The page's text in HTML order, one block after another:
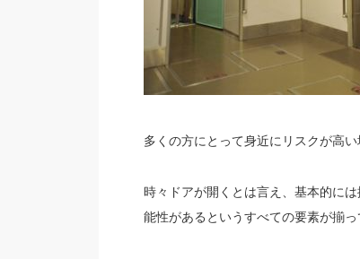
多くの方にとって身近にリスクが高い
時々ドアが開くとは言え、基本的に
能性があるというすべての要素が揃っ